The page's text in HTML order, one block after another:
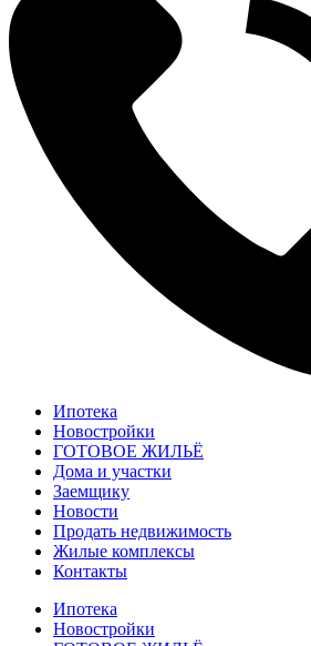
Ипотека
Новостройки
ГОТОВОЕ ЖИЛЬЁ
Дома и участки
Заемщику
Новости
Продать недвижимость
Жилые комплексы
Контакты
Ипотека
Новостройки